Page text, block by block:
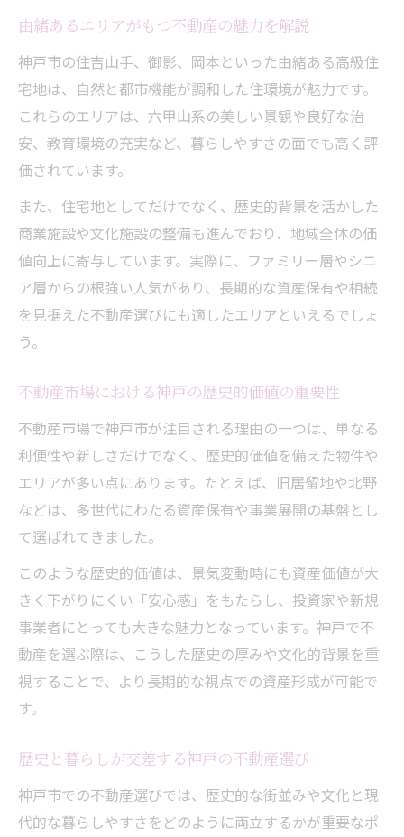
由緒あるエリアがもつ不動産の魅力を解説
神戸市の住吉山手、御影、岡本といった由緒ある高級住
宅地は、自然と都市機能が調和した住環境が魅力です。
これらのエリアは、六甲山系の美しい景観や良好な治
安、教育環境の充実など、暮らしやすさの面でも高く評
価されています。
また、住宅地としてだけでなく、歴史的背景を活かした
商業施設や文化施設の整備も進んでおり、地域全体の価
値向上に寄与しています。実際に、ファミリー層やシニ
ア層からの根強い人気があり、長期的な資産保有や相続
を見据えた不動産選びにも適したエリアといえるでしょ
う。
不動産市場における神戸の歴史的価値の重要性
不動産市場で神戸市が注目される理由の一つは、単なる
利便性や新しさだけでなく、歴史的価値を備えた物件や
エリアが多い点にあります。たとえば、旧居留地や北野
などは、多世代にわたる資産保有や事業展開の基盤とし
て選ばれてきました。
このような歴史的価値は、景気変動時にも資産価値が大
きく下がりにくい「安心感」をもたらし、投資家や新規
事業者にとっても大きな魅力となっています。神戸で不
動産を選ぶ際は、こうした歴史の厚みや文化的背景を重
視することで、より長期的な視点での資産形成が可能で
す。
歴史と暮らしが交差する神戸の不動産選び
神戸市での不動産選びでは、歴史的な街並みや文化と現
代的な暮らしやすさをどのように両立するかが重要なポ